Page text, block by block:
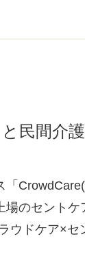
民間介
のセントケ
ドケア×セ